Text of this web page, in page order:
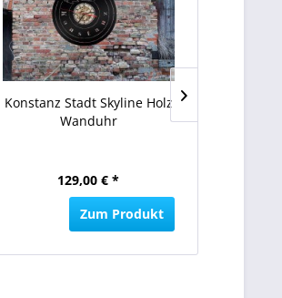
Konstanz Stadt Skyline Holz
Wanduhr
129,00 € *
Zum Produkt